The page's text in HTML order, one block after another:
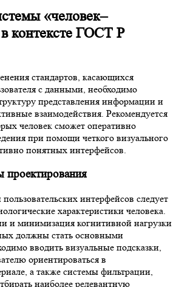
«человек–
контексте ГОСТ Р
стандартов, касающихся
с данными, необходимо
представления информации и
взаимодействия. Рекомендуется
человек сможет оперативно
при помощи четкого визуального
понятных интерфейсов.
проектирования
интерфейсов следует
характеристики человека.
и минимизация когнитивной нагрузки
должны стать основными
вводить визуальные подсказки,
ориентироваться в
а также системы фильтрации,
наиболее релевантную